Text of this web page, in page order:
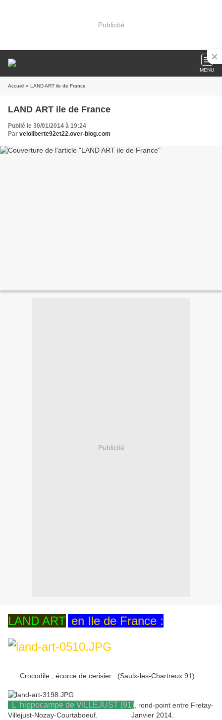
Publicité
MENU
Accueil » LAND ART ile de France
LAND ART ile de France
Publié le 30/01/2014 à 19:24
Par veloliberte92et22.over-blog.com
Publicité
LAND ART en Ile de France :
Crocodile , écorce de cerisier . (Saulx-les-Chartreux 91)
L' hippocampe de VILLEJUST (91) , rond-point entre Fretay-
Villejust-Nozay-Courtaboeuf. Janvier 2014.